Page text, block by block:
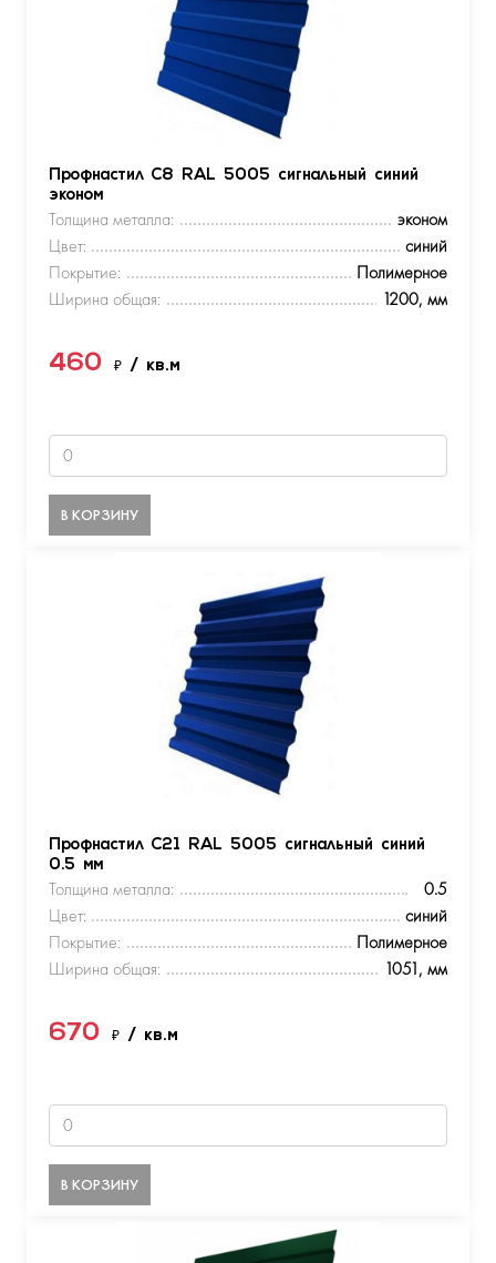
Профнастил С8 RAL 5005 сигнальный синий
эконом
Толщина металла:
эконом
Цвет:
синий
Покрытие:
Полимерное
Ширина общая:
1200, мм
460 ₽ / кв.м
В КОРЗИНУ
Профнастил С21 RAL 5005 сигнальный синий
0.5 мм
Толщина металла:
0.5
Цвет:
синий
Покрытие:
Полимерное
Ширина общая:
1051, мм
670 ₽ / кв.м
В КОРЗИНУ